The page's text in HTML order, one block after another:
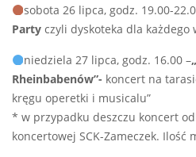
sobota 26 lipca, godz. 19.00-
Party czyli dyskoteka dla każdego
niedziela 27 lipca, godz. 16.00 –
Rheinbabenów”- koncert na
kręgu operetki i musicalu”
* w przypadku deszczu koncert
koncertowej SCK-Zameczek. Ilość